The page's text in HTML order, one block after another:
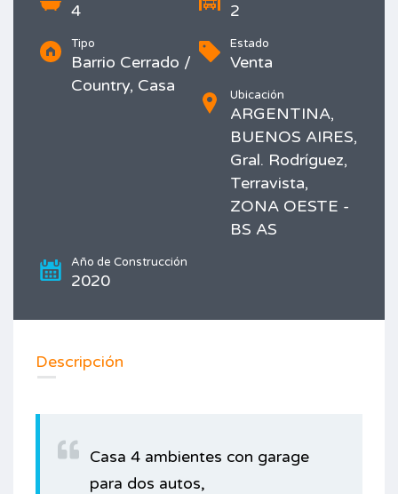
4 2
Tipo
Barrio Cerrado /
Country, Casa
Estado
Venta
Ubicación
ARGENTINA,
BUENOS AIRES,
Gral. Rodríguez,
Terravista,
ZONA OESTE -
BS AS
Año de Construcción
2020
Descripción
Casa 4 ambientes con garage
para dos autos,